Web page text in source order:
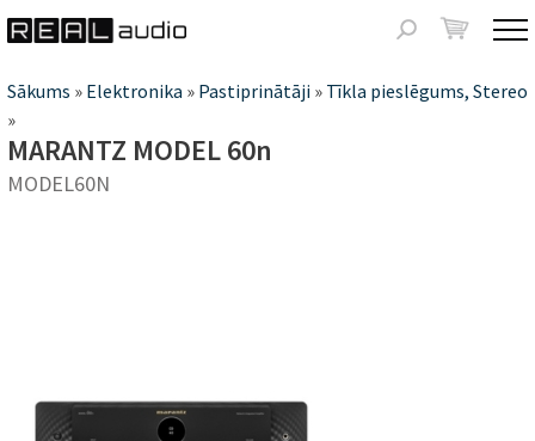
Meklēšanas
forma
Jūs
atrodaties
šeit
Sākums » Elektronika » Pastiprinātāji » Tīkla pieslēgums, Stereo
»
MARANTZ MODEL 60n
MODEL60N